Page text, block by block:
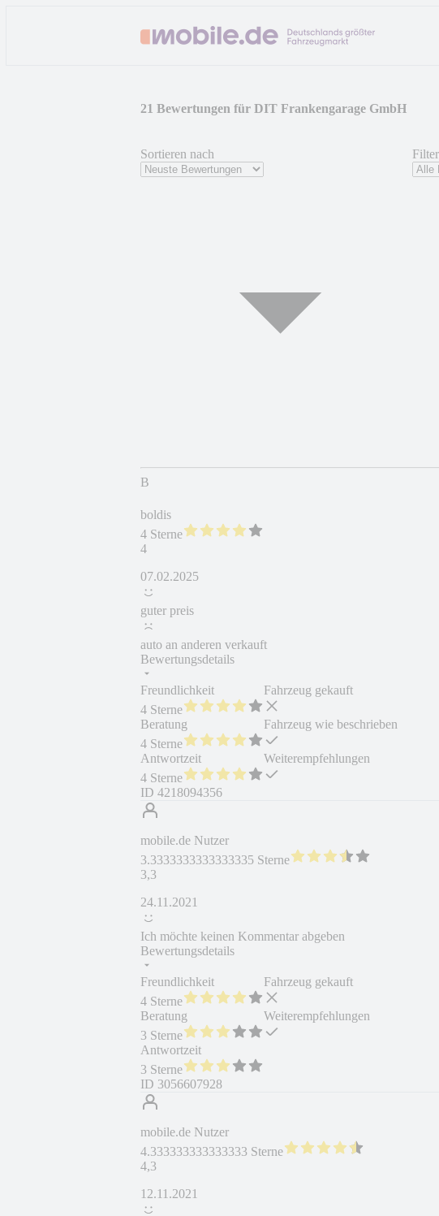
21 Bewertungen für DIT Frankengarage GmbH
Sortieren nach
B
boldis
4 Sterne
4
07.02.2025
guter preis
auto an anderen verkauft
Bewertungsdetails
Freundlichkeit
4 Sterne
Beratung
4 Sterne
Antwortzeit
4 Sterne
Fahrzeug gekauft
Fahrzeug wie beschrieben
Weiterempfehlungen
ID 4218094356
mobile.de Nutzer
3.3333333333333335 Sterne
3,3
24.11.2021
Ich möchte keinen Kommentar abgeben
Bewertungsdetails
Freundlichkeit
4 Sterne
Beratung
3 Sterne
Antwortzeit
3 Sterne
Fahrzeug gekauft
Weiterempfehlungen
ID 3056607928
mobile.de Nutzer
4.333333333333333 Sterne
4,3
12.11.2021